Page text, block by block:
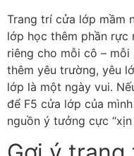
Trang trí cửa lớp mầm
lớp học thêm phần rực
riêng cho mỗi cô –
thêm yêu trường, yêu
lớp là một ngày vui.
để F5 cửa lớp của
nguồn ý tưởng cực